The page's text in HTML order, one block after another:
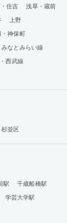
住吉
浅草・蔵前
上野
・神保町
みなとみらい線
西武線
杉並区
駅
千歳船橋駅
学芸大学駅